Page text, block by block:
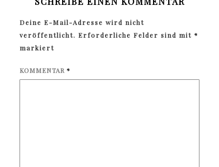
Deine E-Mail-Adresse wird nicht
veröffentlicht. Erforderliche Felder sind mit *
markiert
KOMMENTAR *